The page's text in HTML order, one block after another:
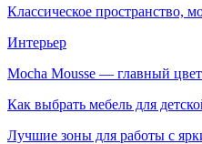
Классическое пространство,
Интерьер
Mocha Mousse — главный цвет
Как выбрать мебель для
Лучшие зоны для работы с